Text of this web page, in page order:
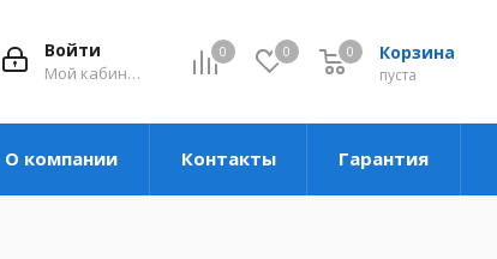
0 0 Корзина
пуста
0
Войти
Мой кабинет
О компании Контакты Гарантия